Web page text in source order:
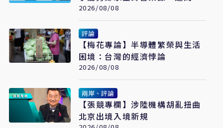
2018選舉資金流向
2026/08/08
評論
【梅花專論】半導體繁榮與生活
困境：台灣的經濟悖論
2026/08/08
兩岸、評論
【張競專欄】涉陸機構胡亂扭曲
北京出境入境新規